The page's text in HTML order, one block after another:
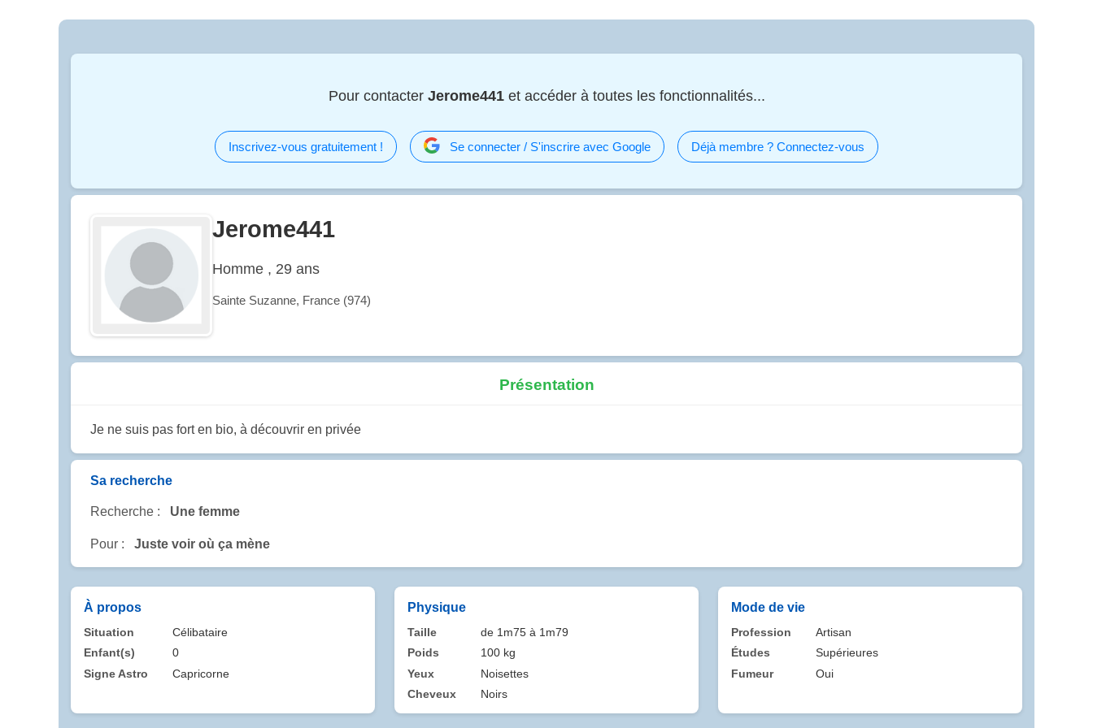
Pour contacter Jerome441et accéder à toutes les fonctionnalités...
Inscrivez-vous gratuitement ! Se connecter / S'inscrire avec Google Déjà membre ? Connectez-vous
Jerome441
Homme , 29 ans
Sainte Suzanne, France (974)
Présentation
Je ne suis pas fort en bio, à découvrir en privée
Sa recherche
Recherche : Une femme
Pour : Juste voir où ça mène
À propos
Situation
Célibataire
Enfant(s)
0
Signe Astro
Capricorne
Physique
Taille
de 1m75 à 1m79
Poids
100 kg
Yeux
Noisettes
Cheveux
Noirs
Mode de vie
Profession
Artisan
Études
Supérieures
Fumeur
Oui